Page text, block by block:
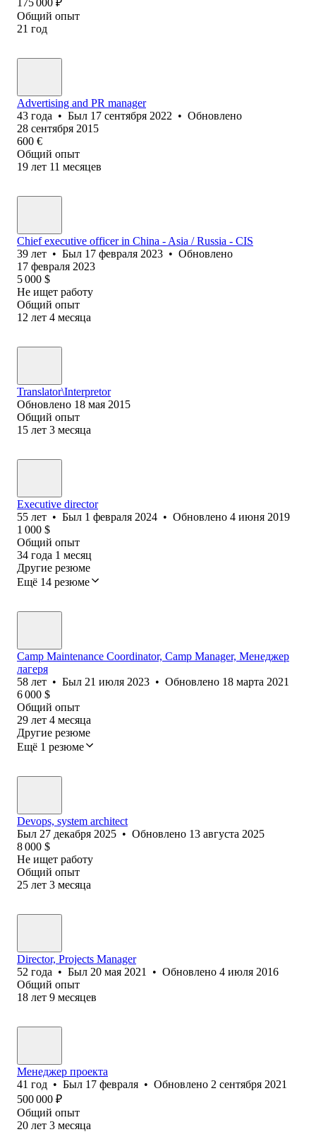
Общий опыт
21 год
Advertising and PR manager
43 года • Был 17 сентября 2022 • Обновлено
28 сентября 2015
600 €
Общий опыт
19 лет 11 месяцев
Chief executive officer in China - Asia / Russia - CIS
39 лет • Был 17 февраля 2023 • Обновлено
17 февраля 2023
5 000 $
Не ищет работу
Общий опыт
12 лет 4 месяца
Translator\Interpretor
Обновлено 18 мая 2015
Общий опыт
15 лет 3 месяца
Executive director
55 лет • Был 1 февраля 2024 • Обновлено 4 июня 2019
1 000 $
Общий опыт
34 года 1 месяц
Другие резюме
Ещё 14 резюме
Camp Maintenance Coordinator, Camp Manager, Менеджер
лагеря
58 лет • Был 21 июля 2023 • Обновлено 18 марта 2021
6 000 $
Общий опыт
29 лет 4 месяца
Другие резюме
Ещё 1 резюме
Devops, system architect
Был 27 декабря 2025 • Обновлено 13 августа 2025
8 000 $
Не ищет работу
Общий опыт
25 лет 3 месяца
Director, Projects Manager
52 года • Был 20 мая 2021 • Обновлено 4 июля 2016
Общий опыт
18 лет 9 месяцев
Менеджер проекта
41 год • Был 17 февраля • Обновлено 2 сентября 2021
500 000 ₽
Общий опыт
20 лет 3 месяца